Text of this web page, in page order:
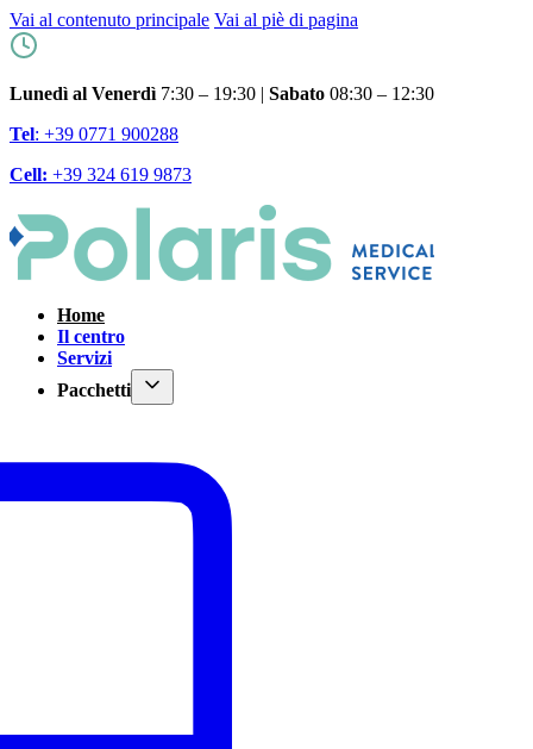
Vai al contenuto principale Vai al piè di pagina
Lunedì al Venerdì 7:30 – 19:30 | Sabato 08:30 – 12:30
Tel: +39 0771 900288
Cell: +39 324 619 9873
Home
Il centro
Servizi
Pacchetti